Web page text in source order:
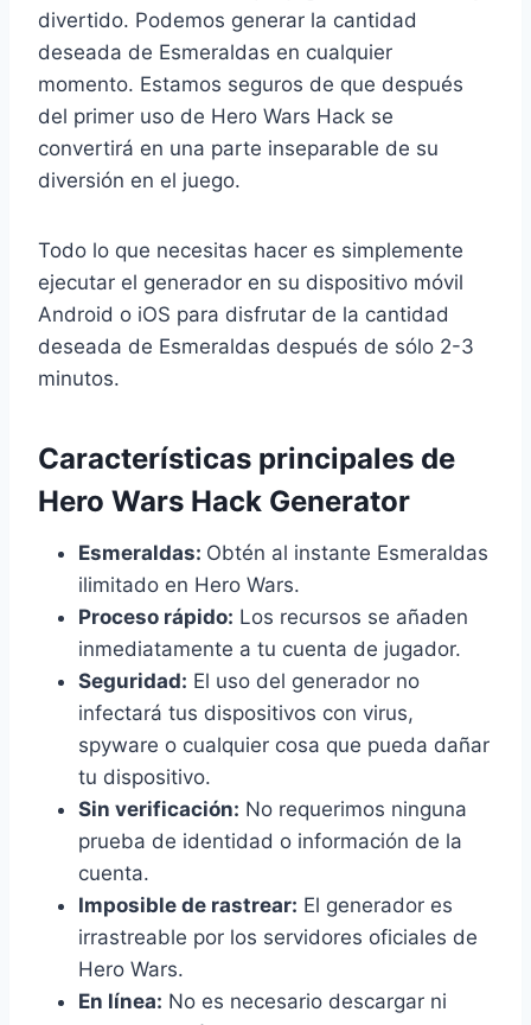
divertido. Podemos generar la cantidad
deseada de Esmeraldas en cualquier
momento. Estamos seguros de que después
del primer uso de Hero Wars Hack se
convertirá en una parte inseparable de su
diversión en el juego.
Todo lo que necesitas hacer es simplemente
ejecutar el generador en su dispositivo móvil
Android o iOS para disfrutar de la cantidad
deseada de Esmeraldas después de sólo 2-3
minutos.
Características principales de
Hero Wars Hack Generator
Esmeraldas: Obtén al instante Esmeraldas
ilimitado en Hero Wars.
Proceso rápido: Los recursos se añaden
inmediatamente a tu cuenta de jugador.
Seguridad: El uso del generador no
infectará tus dispositivos con virus,
spyware o cualquier cosa que pueda dañar
tu dispositivo.
Sin verificación: No requerimos ninguna
prueba de identidad o información de la
cuenta.
Imposible de rastrear: El generador es
irrastreable por los servidores oficiales de
Hero Wars.
En línea: No es necesario descargar ni